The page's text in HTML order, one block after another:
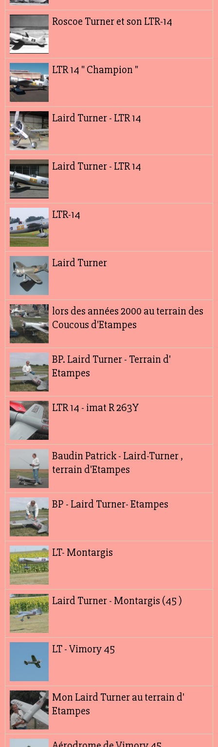
Roscoe Turner et son LTR-14
LTR 14 " Champion "
Laird Turner - LTR 14
Laird Turner - LTR 14
LTR-14
Laird Turner
lors des années 2000 au terrain des
Coucous d'Etampes
BP. Laird Turner - Terrain d'
Etampes
LTR 14 - imat R 263Y
Baudin Patrick - Laird-Turner ,
terrain d'Etampes
BP - Laird Turner- Etampes
LT- Montargis
Laird Turner - Montargis (45 )
LT - Vimory 45
Mon Laird Turner au terrain d'
Etampes